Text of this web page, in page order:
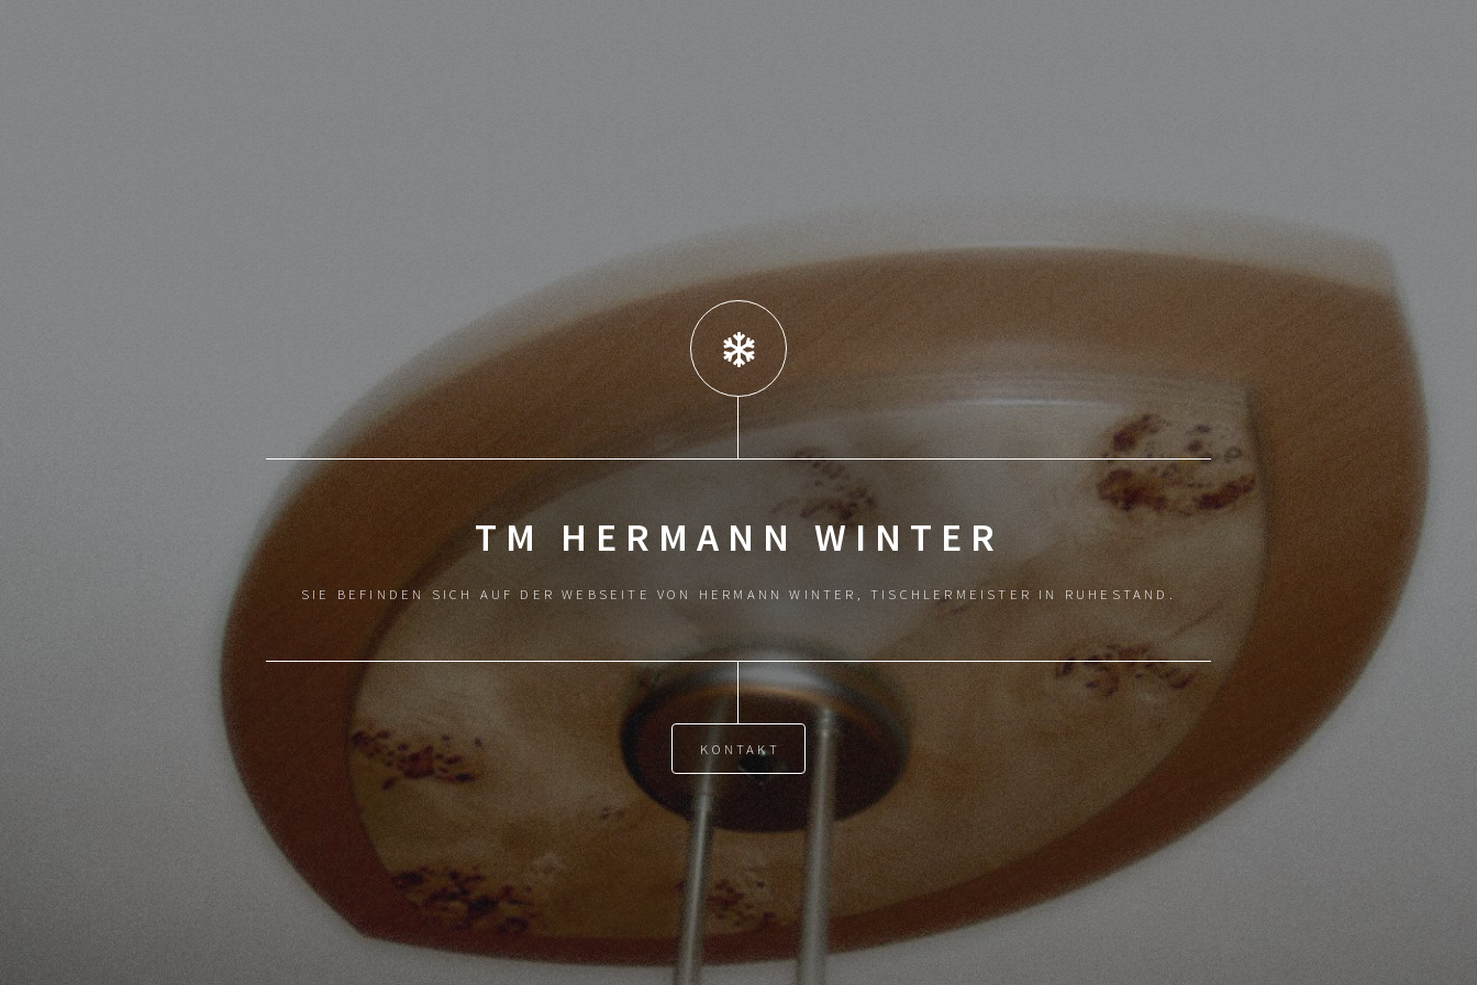
TM HERMANN WINTER
SIE BEFINDEN SICH AUF DER WEBSEITE VON HERMANN WINTER, TISCHLERMEISTER IN RUHESTAND.
KONTAKT